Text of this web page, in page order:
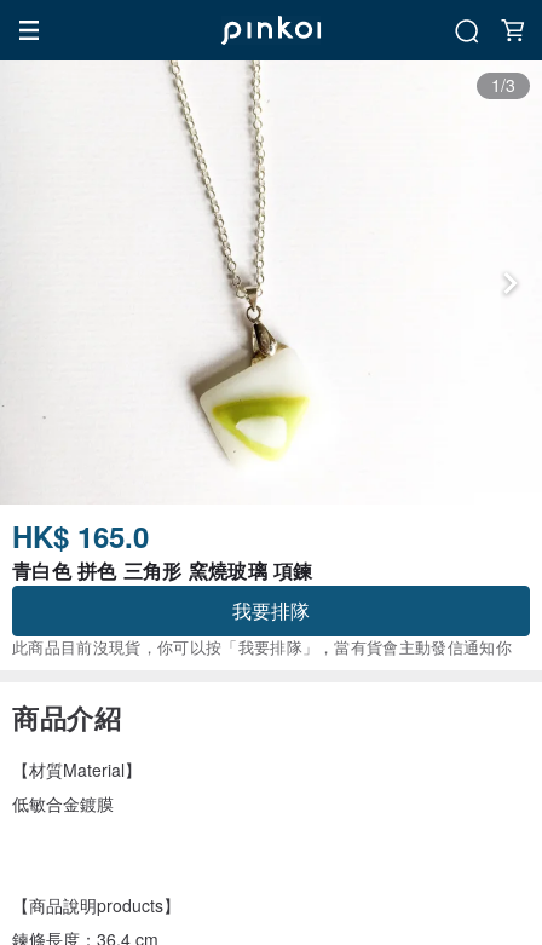
1/3
HK$ 165.0
青白色 拼色 三角形 窯燒玻璃 項鍊
我要排隊
此商品目前沒現貨，你可以按「我要排隊」，當有貨會主動發信通知你
商品介紹
【材質Material】
低敏合金鍍膜
【商品說明products】
鍊條長度：36.4 cm